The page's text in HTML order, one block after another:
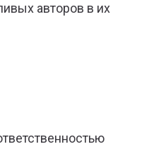
авторов в их